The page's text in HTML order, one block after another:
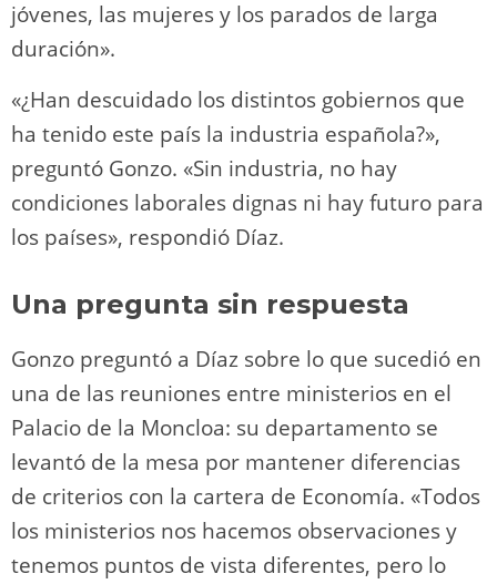
jóvenes, las mujeres y los parados de larga
duración».
«¿Han descuidado los distintos gobiernos que
ha tenido este país la industria española?»,
preguntó Gonzo. «Sin industria, no hay
condiciones laborales dignas ni hay futuro para
los países», respondió Díaz.
Una pregunta sin respuesta
Gonzo preguntó a Díaz sobre lo que sucedió en
una de las reuniones entre ministerios en el
Palacio de la Moncloa: su departamento se
levantó de la mesa por mantener diferencias
de criterios con la cartera de Economía. «Todos
los ministerios nos hacemos observaciones y
tenemos puntos de vista diferentes, pero lo